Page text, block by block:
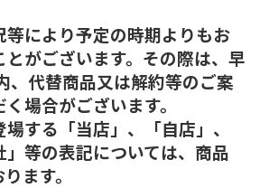
により予定の時期よりもお
がございます。その際は、早
、代替商品又は解約等のご案
場合がございます。
する「当店」、「自店」、
」等の表記については、商品
ます。